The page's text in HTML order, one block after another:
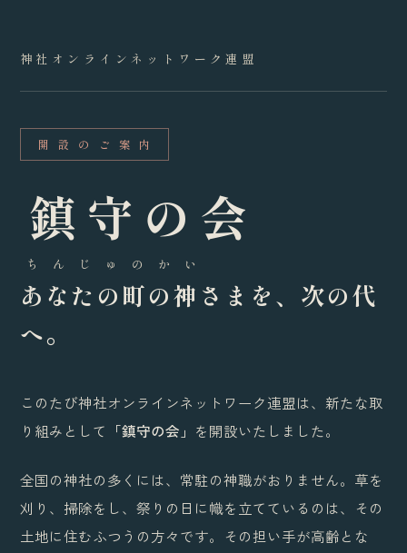
神社オンラインネットワーク連盟
開 設 の ご 案 内
鎮守の会
ち ん じ ゅ の か い
あなたの町の神さまを、次の代
へ。
このたび神社オンラインネットワーク連盟は、新たな取
り組みとして 「鎮守の会」 を開設いたしました。
全国の神社の多くには、常駐の神職がおりません。草を
刈り、掃除をし、祭りの日に幟を立てているのは、その
土地に住むふつうの方々です。その担い手が高齢とな